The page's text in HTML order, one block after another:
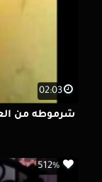
02:03
شرموطه من
512%